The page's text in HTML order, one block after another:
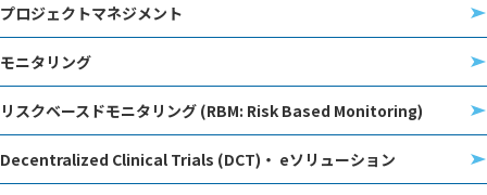
プロジェクトマネジメント
モニタリング
リスクベースドモニタリング (RBM: Risk Based Monitoring)
Decentralized Clinical Trials (DCT)・ eソリューション